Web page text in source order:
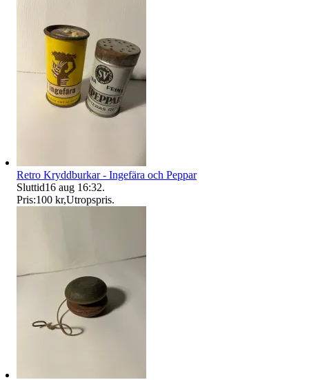
Retro Kryddburkar - Ingefära och Peppar
Sluttid16 aug 16:32.
Pris:100 kr,Utropspris.